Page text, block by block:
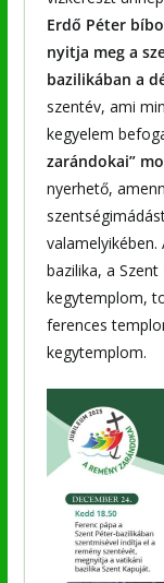
Erdő Péter
nyitja meg a
bazilikában a
szentév, ami
kegyelem
zarándokai”
nyerhető,
bazilika, a
kegytemplom,
ferences
kegytemplom.